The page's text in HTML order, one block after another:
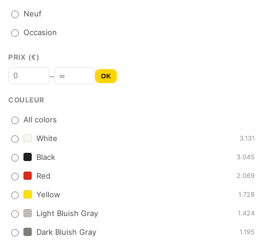
Neuf
Occasion
PRIX (€)
– OK
COULEUR
All colors
White
3.131
Black 3.045
Red 2.069
Yellow 1.728
Light Bluish Gray 1.424
Dark Bluish Gray 1.195